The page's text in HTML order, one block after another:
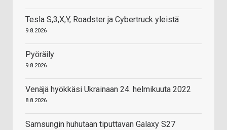
Tesla S,3,X,Y, Roadster ja Cybertruck yleistä
9.8.2026
Pyöräily
9.8.2026
Venäjä hyökkäsi Ukrainaan 24. helmikuuta 2022
8.8.2026
Samsungin huhutaan tiputtavan Galaxy S27